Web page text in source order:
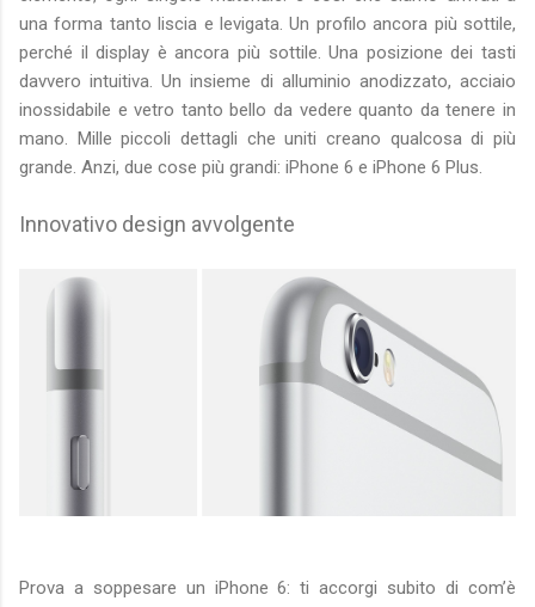
una forma tanto liscia e levigata. Un profilo ancora più sottile,
perché il display è ancora più sottile. Una posizione dei tasti
davvero intuitiva. Un insieme di alluminio anodizzato, acciaio
inossidabile e vetro tanto bello da vedere quanto da tenere in
mano. Mille piccoli dettagli che uniti creano qualcosa di più
grande. Anzi, due cose più grandi: iPhone 6 e iPhone 6 Plus.
Innovativo design avvolgente
Prova a soppesare un iPhone 6: ti accorgi subito di com’è